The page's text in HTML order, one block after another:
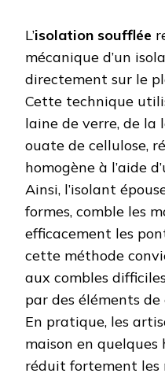
L’isolation soufflée
mécanique d’un
directement sur le
Cette technique
laine de verre, de la
ouate de cellulose,
homogène à l’aide
Ainsi, l’isolant
formes, comble les
efficacement les
cette méthode
aux combles
par des éléments
En pratique, les
maison en quelques
réduit fortement les